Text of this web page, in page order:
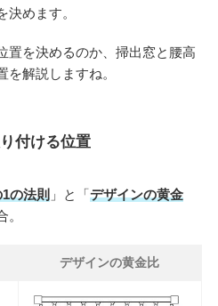
めます。
置を決めるのか、掃出窓と腰高
解説しますね。
付ける位置
の法則」と「デザインの黄金
デザインの黄金比